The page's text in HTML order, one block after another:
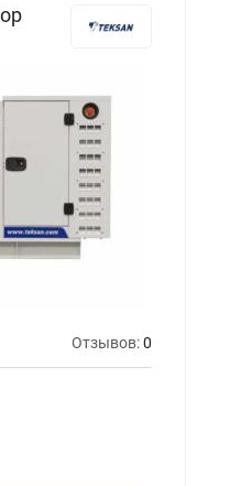
Отзывов:0